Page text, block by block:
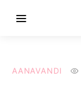
AANAVANDI